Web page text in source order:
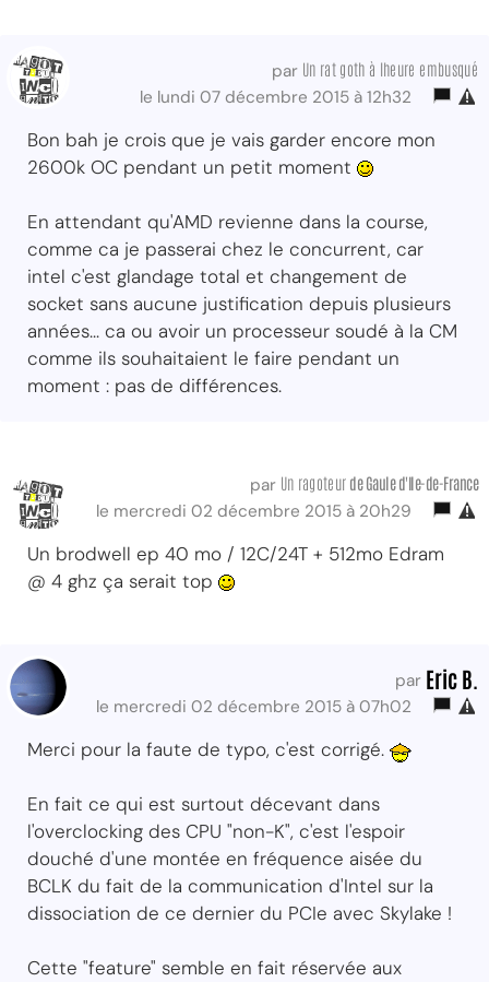
par Un rat goth à lheure embusqué
le lundi 07 décembre 2015 à 12h32
Bon bah je crois que je vais garder encore mon
2600k OC pendant un petit moment
En attendant qu'AMD revienne dans la course,
comme ca je passerai chez le concurrent, car
intel c'est glandage total et changement de
socket sans aucune justification depuis plusieurs
années... ca ou avoir un processeur soudé à la CM
comme ils souhaitaient le faire pendant un
moment : pas de différences.
par Un ragoteur de Gaule d'Ile-de-France
le mercredi 02 décembre 2015 à 20h29
Un brodwell ep 40 mo / 12C/24T + 512mo Edram
@ 4 ghz ça serait top
par Eric B.
le mercredi 02 décembre 2015 à 07h02
Merci pour la faute de typo, c'est corrigé.
En fait ce qui est surtout décevant dans
l'overclocking des CPU "non-K", c'est l'espoir
douché d'une montée en fréquence aisée du
BCLK du fait de la communication d'Intel sur la
dissociation de ce dernier du PCIe avec Skylake !
Cette "feature" semble en fait réservée aux